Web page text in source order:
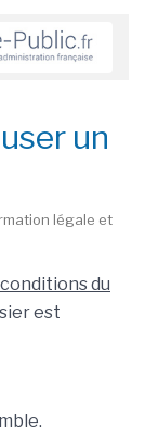
un
légale et
du
est